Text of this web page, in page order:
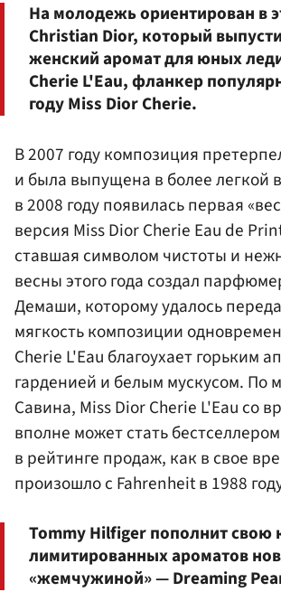
На молодежь ориентирован в
Christian Dior, который
женский аромат для юных
Cherie L'Eau, фланкер
году Miss Dior Cherie.
В 2007 году композиция
и была выпущена в более легкой
в 2008 году появилась первая
версия Miss Dior Cherie Eau de
ставшая символом чистоты и
весны этого года создал
Демаши, которому удалось
мягкость композиции
Cherie L'Eau благоухает горьким
гарденией и белым мускусом. По
Савина, Miss Dior Cherie L'Eau со
вполне может стать
в рейтинге продаж, как в свое
произошло с Fahrenheit в 1988
Tommy Hilfiger пополнит
лимитированных ароматов
«жемчужиной» — Dreaming